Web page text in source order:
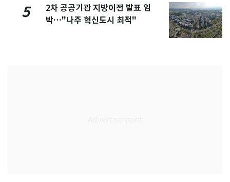
5
2차 공공기관 지방이전 발표 임
박…"나주 혁신도시 최적"